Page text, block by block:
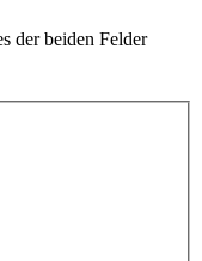
der beiden Felder